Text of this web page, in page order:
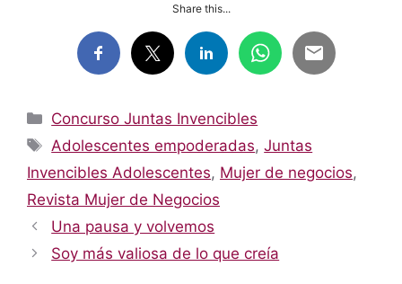
Share this...
Categorías
Concurso Juntas Invencibles
Etiquetas
Adolescentes empoderadas,Juntas
Invencibles Adolescentes, Mujer de negocios,
Revista Mujer de Negocios
Una pausa y volvemos
Soy más valiosa de lo que creía